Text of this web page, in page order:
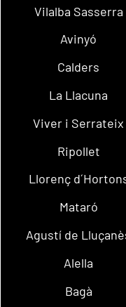
Vilalba Sasserra
Avinyó
Calders
La Llacuna
Viver i Serrateix
Ripollet
Llorenç
Mataró
Agustí de
Alella
Bagà